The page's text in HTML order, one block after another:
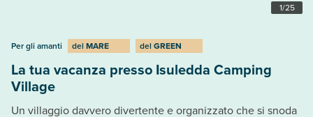
1/25
Per gli amanti del MARE del GREEN
La tua vacanza presso Isuledda Camping
Village
Un villaggio davvero divertente e organizzato che si snoda